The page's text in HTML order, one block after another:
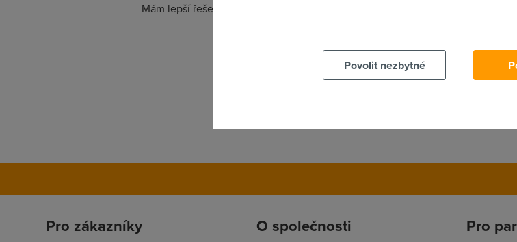
Mám lepší řešení: USB šmejd vyhodit a koupit ethernetový ADSL modem/router!
Pro zákazníky O společnosti Pro
Povolit nezbytné